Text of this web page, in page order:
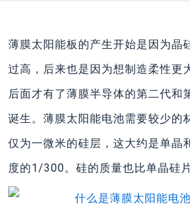
薄膜太阳能板的产生开始是因为晶
过高，后来也是因为想制造柔性更
后面才有了薄膜半导体的第二代和
诞生。薄膜太阳能电池需要较少的
仅为一微米的硅层，这大约是单晶
度的1/300。硅的质量也比单晶硅